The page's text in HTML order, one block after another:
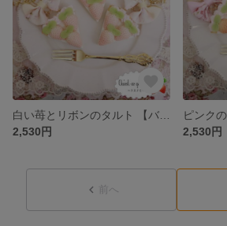
2,530円
2,530円
前へ